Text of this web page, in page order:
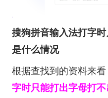
搜狗拼音输入法打字
是什么情况
根据查找到的资料来看
字时只能打出字母打